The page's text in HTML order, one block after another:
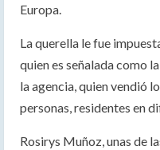
Europa.
La querella le fue
quien es señalada como
la agencia, quien vendió
personas, residentes en
Rosirys Muñoz, unas de